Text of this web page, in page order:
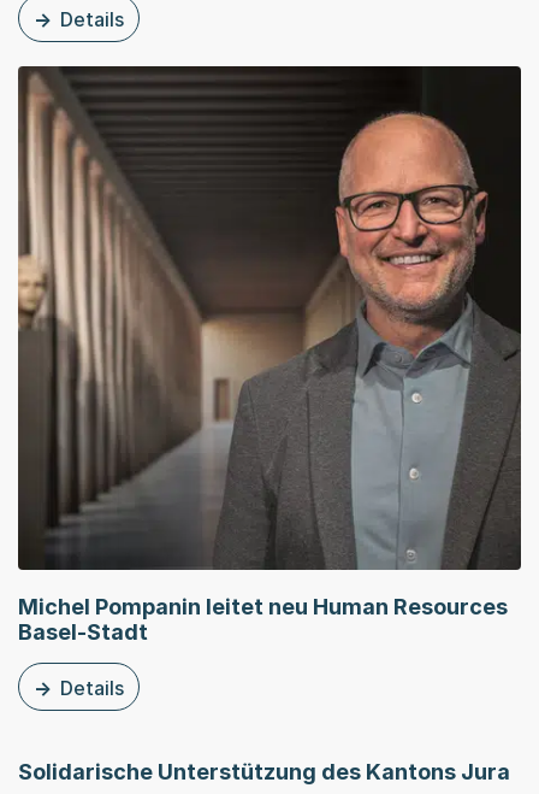
Details
zu dieser Medienmitteilung: Umsetzung des
Michel Pompanin leitet neu Human Resources
Basel-Stadt
Details
zu dieser Medienmitteilung: Michel Pompanin leitet neu
Solidarische Unterstützung des Kantons Jura